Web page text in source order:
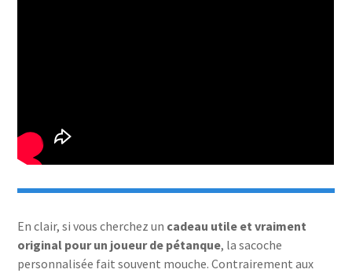
En clair, si vous cherchez un cadeau utile et vraiment
original pour un joueur de pétanque, la sacoche
personnalisée fait souvent mouche. Contrairement aux